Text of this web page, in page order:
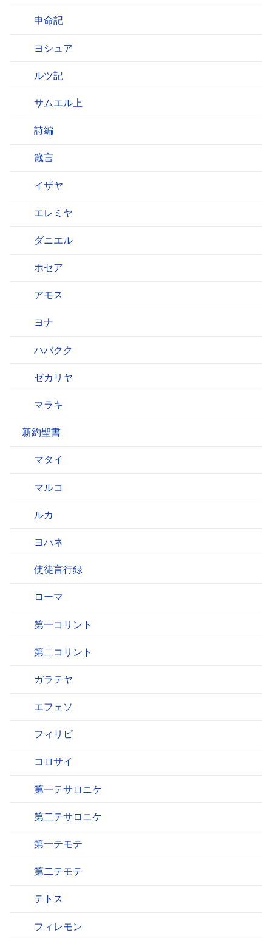
申命記
ヨシュア
ルツ記
サムエル上
詩編
箴言
イザヤ
エレミヤ
ダニエル
ホセア
アモス
ヨナ
ハバクク
ゼカリヤ
マラキ
新約聖書
マタイ
マルコ
ルカ
ヨハネ
使徒言行録
ローマ
第一コリント
第二コリント
ガラテヤ
エフェソ
フィリピ
コロサイ
第一テサロニケ
第二テサロニケ
第一テモテ
第二テモテ
テトス
フィレモン